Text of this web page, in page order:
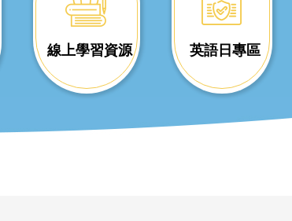
線上學習資源 英語日專區